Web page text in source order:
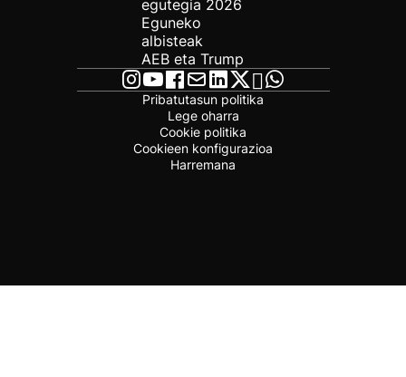
egutegia 2026
Eguneko
albisteak
AEB eta Trump
Pribatutasun politika
Lege oharra
Cookie politika
Cookieen konfigurazioa
Harremana